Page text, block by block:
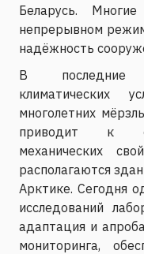
Беларусь.
непрерывном
надёжность
В последние
климатических
многолетних
приводит к
механических
располагаются
Арктике. Сегодня
исследований
адаптация и
мониторинга,